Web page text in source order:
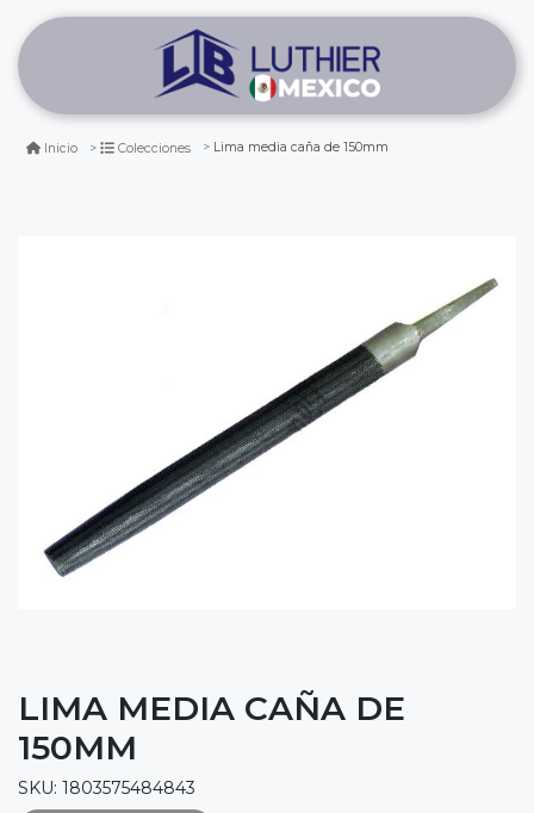
Inicio Colecciones Lima media caña de 150mm
LIMA MEDIA CAÑA DE
150MM
SKU: 1803575484843